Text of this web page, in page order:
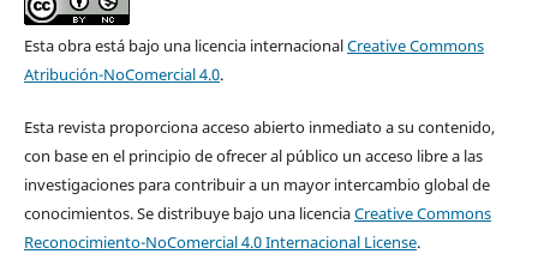
Esta obra está bajo una licencia internacionalCreative Commons
Atribución-NoComercial 4.0.
Esta revista proporciona acceso abierto inmediato a su contenido,
con base en el principio de ofrecer al público un acceso libre a las
investigaciones para contribuir a un mayor intercambio global de
conocimientos. Se distribuye bajo una licenciaCreative Commons
Reconocimiento-NoComercial 4.0 Internacional License.